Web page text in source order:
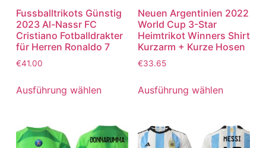
Fussballtrikots Günstig
2023 Al-Nassr FC
Cristiano Fotballdrakter
für Herren Ronaldo 7
€41.00
Ausführung wählen
Neuen Argentinien 2022
World Cup 3-Star
Heimtrikot Winners Shirt
Kurzarm + Kurze Hosen
€33.65
Ausführung wählen